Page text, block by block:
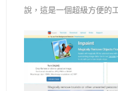
說，這是一個超級方便的